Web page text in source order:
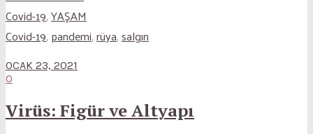
Covid-19,YAŞAM
Covid-19, pandemi,rüya,salgın
OCAK 23, 2021
0
Virüs: Figür ve Altyapı